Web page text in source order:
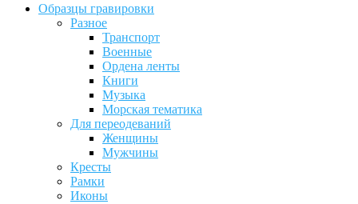
Образцы гравировки
Разное
Транспорт
Военные
Ордена ленты
Книги
Музыка
Морская тематика
Для переодеваний
Женщины
Мужчины
Кресты
Рамки
Иконы